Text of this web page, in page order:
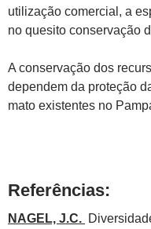
utilização comercial, a
no quesito conservação
A conservação dos
dependem da proteção
mato existentes no
Referências:
NAGEL, J.C.